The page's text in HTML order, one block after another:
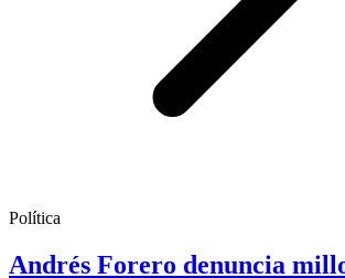
Política
Andrés Forero denuncia